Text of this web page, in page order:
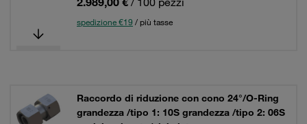
spedizione €19 / più tasse
Raccordo di riduzione con cono 24°/O-Ring
grandezza /tipo 1: 10S grandezza /tipo 2: 06S